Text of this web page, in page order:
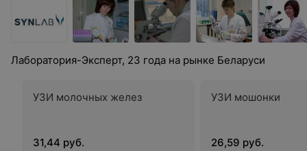
Лаборатория-Эксперт, 23 года на рынке Беларуси
УЗИ молочных желез
31,44 руб.
УЗИ мошонки
26,59 руб.